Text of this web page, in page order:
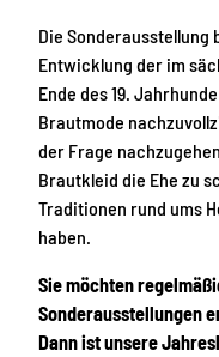
Die Sonderausstellung
Entwicklung der im
Ende des 19.
Brautmode
der Frage
Brautkleid die Ehe zu
Traditionen rund ums
haben.
Sie möchten
Sonderausstellungen
Dann ist unsere